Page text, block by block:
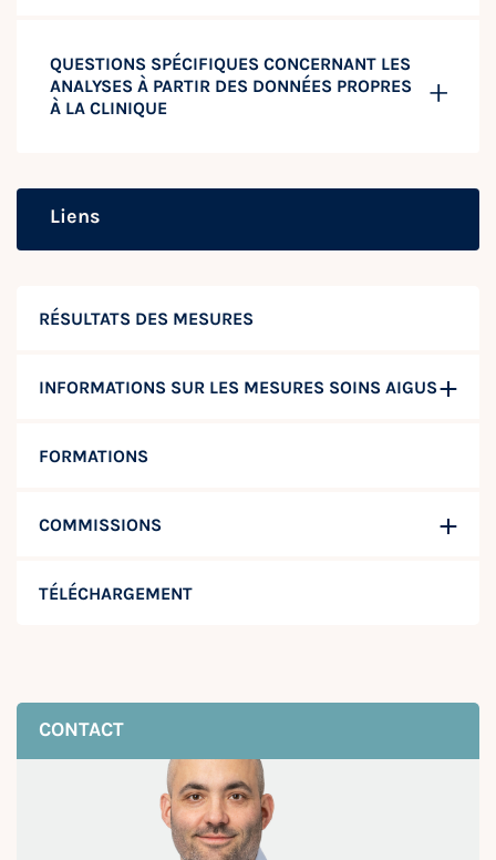
RÉSULTATS DES MESURES
INFORMATIONS SUR LES MESURES SOINS AIGUS
FORMATIONS
COMMISSIONS
TÉLÉCHARGEMENT
CONTACT
QUESTIONS SPÉCIFIQUES CONCERNANT LES
ANALYSES À PARTIR DES DONNÉES PROPRES
À LA CLINIQUE
Liens